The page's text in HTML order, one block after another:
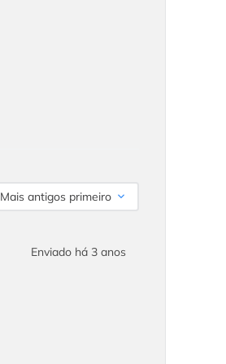
Mais antigos primeiro
Enviado há 3 anos